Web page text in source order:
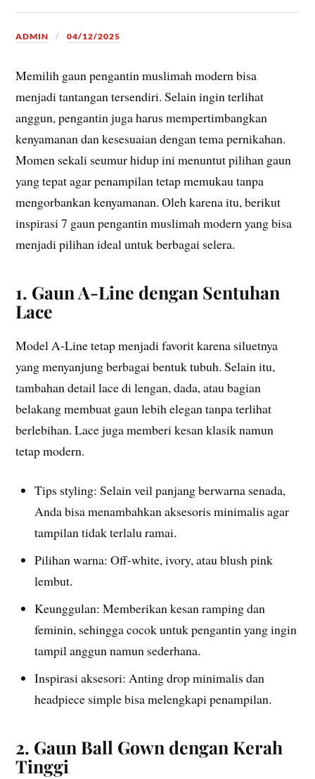
ADMIN 04/12/2025
Memilih gaun pengantin muslimah modern bisa
menjadi tantangan tersendiri. Selain ingin terlihat
anggun, pengantin juga harus mempertimbangkan
kenyamanan dan kesesuaian dengan tema pernikahan.
Momen sekali seumur hidup ini menuntut pilihan gaun
yang tepat agar penampilan tetap memukau tanpa
mengorbankan kenyamanan. Oleh karena itu, berikut
inspirasi 7 gaun pengantin muslimah modern yang bisa
menjadi pilihan ideal untuk berbagai selera.
1. Gaun A-Line dengan Sentuhan
Lace
Model A-Line tetap menjadi favorit karena siluetnya
yang menyanjung berbagai bentuk tubuh. Selain itu,
tambahan detail lace di lengan, dada, atau bagian
belakang membuat gaun lebih elegan tanpa terlihat
berlebihan. Lace juga memberi kesan klasik namun
tetap modern.
Tips styling: Selain veil panjang berwarna senada,
Anda bisa menambahkan aksesoris minimalis agar
tampilan tidak terlalu ramai.
Pilihan warna: Off-white, ivory, atau blush pink
lembut.
Keunggulan: Memberikan kesan ramping dan
feminin, sehingga cocok untuk pengantin yang ingin
tampil anggun namun sederhana.
Inspirasi aksesori: Anting drop minimalis dan
headpiece simple bisa melengkapi penampilan.
2. Gaun Ball Gown dengan Kerah
Tinggi